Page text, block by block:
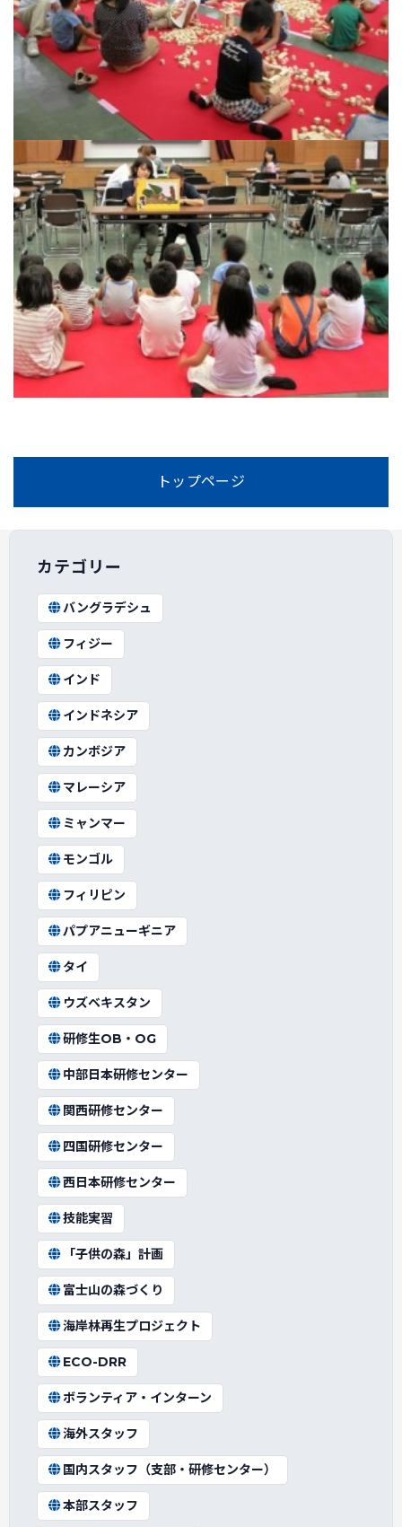
トップページ
カテゴリー
バングラデシュ
フィジー
インド
インドネシア
カンボジア
マレーシア
ミャンマー
モンゴル
フィリピン
パプアニューギニア
タイ
ウズベキスタン
研修生OB・OG
中部日本研修センター
関西研修センター
四国研修センター
西日本研修センター
技能実習
「子供の森」計画
富士山の森づくり
海岸林再生プロジェクト
ECO-DRR
ボランティア・インターン
海外スタッフ
国内スタッフ（支部・研修センター）
本部スタッフ